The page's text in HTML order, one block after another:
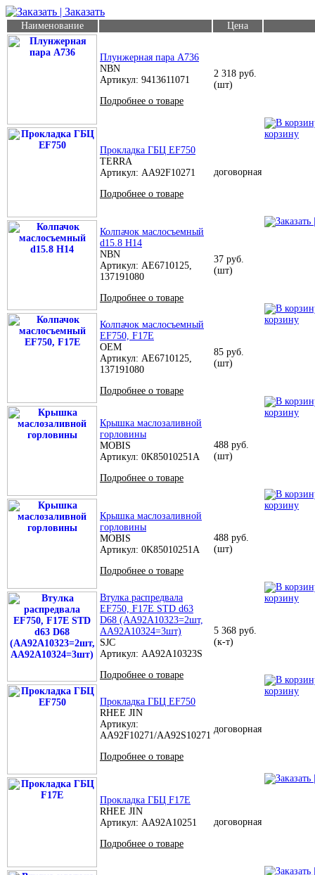
| Заказать
Наименование Цена
Плунжерная пара A736
NBN
Артикул: 9413611071
Подробнее о товаре
2 318 руб.
(шт)
корзину
Прокладка ГБЦ EF750
TERRA
Артикул: AA92F10271
Подробнее о товаре
договорная
Колпачок маслосъемный
d15.8 H14
NBN
Артикул: AE6710125,
137191080
Подробнее о товаре
37 руб.
(шт)
корзину
Колпачок маслосъемный
EF750, F17E
OEM
Артикул: AE6710125,
137191080
Подробнее о товаре
85 руб.
(шт)
корзину
Крышка маслозаливной
горловины
MOBIS
Артикул: 0K85010251A
Подробнее о товаре
488 руб.
(шт)
корзину
Крышка маслозаливной
горловины
MOBIS
Артикул: 0K85010251A
Подробнее о товаре
488 руб.
(шт)
корзину
Втулка распредвала
EF750, F17E STD d63
D68 (AA92A10323=2шт,
AA92A10324=3шт)
SJC
Артикул: AA92A10323S
Подробнее о товаре
5 368 руб.
(к-т)
корзину
Прокладка ГБЦ EF750
RHEE JIN
Артикул:
AA92F10271/AA92S10271
Подробнее о товаре
договорная
Прокладка ГБЦ F17E
RHEE JIN
Артикул: AA92A10251
Подробнее о товаре
договорная